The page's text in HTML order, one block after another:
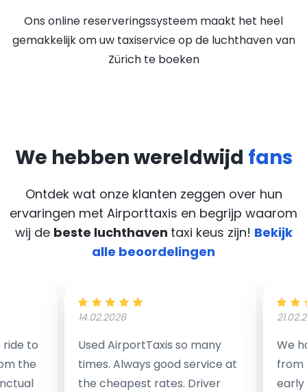
Ons online reserveringssysteem maakt het heel
gemakkelijk om uw taxiservice op de luchthaven van
Zürich te boeken
We hebben wereldwijd fans
Ontdek wat onze klanten zeggen over hun
ervaringen met Airporttaxis en begrijp waarom
wij de beste luchthaven taxi keus zijn! Bekijk
alle beoordelingen
to
the
14.02.2026
Used AirportTaxis so many
times. Always good service at
the cheapest rates. Driver
We
from
early